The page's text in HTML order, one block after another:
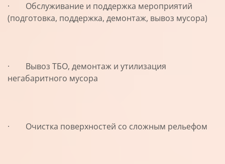
· Обслуживание и поддержка мероприятий
(подготовка, поддержка, демонтаж, вывоз мусора)
· Вывоз ТБО, демонтаж и утилизация
негабаритного мусора
· Очистка поверхностей со сложным рельефом